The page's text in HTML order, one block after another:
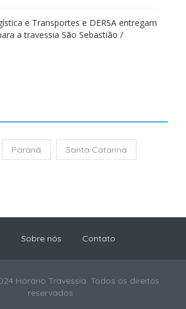
e Transportes e DERSA entregam
a travessia São Sebastião /
Paraná Santa Catarina
Sobre nós Contato
Horário Travessia. Todos os direitos
reservados